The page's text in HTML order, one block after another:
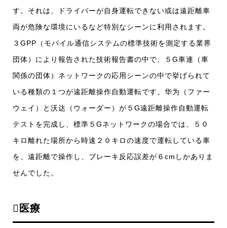
す。それは、ドライバーが自身運転できない或は遠距離車
両が危険な環境にいるなど特別なシーンに利用されます。
３GPP（モバイル通信システムの標準技術を測定する業界
団体）により報告された技術報告書の中で、５G車連（車
関係の団体）ネットワークの応用シーンの中で挙げられて
いる種類の１つが遠距離操作自動運転です。华为（ファー
ウェイ）と沃达（ウォーダー）が５G遠距離操作自動運転
テストを完成し、標準５Gネットワークの場合では、５０
キロ離れた場所から時速２０キロの速度で運転している車
を、遠距離で操作し、ブレーキ反応誤差が６cmしかありま
せんでした。
医療